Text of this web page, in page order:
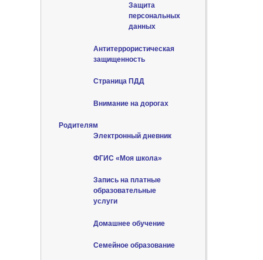
Защита
персональных
данных
Антитеррористическая
защищенность
Страница ПДД
Внимание на дорогах
Родителям
Электронный дневник
ФГИС «Моя школа»
Запись на платные
образовательные
услуги
Домашнее обучение
Семейное образование